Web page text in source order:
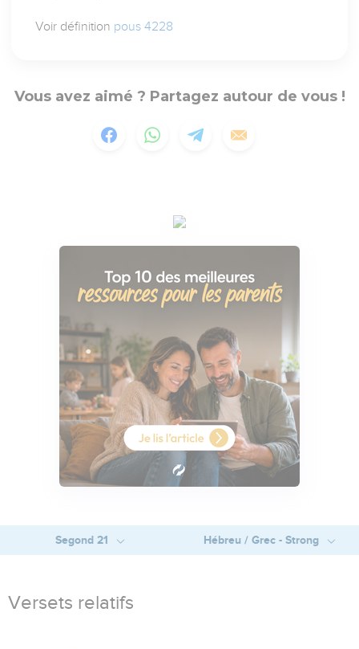
Voir définition pous 4228
Vous avez aimé ? Partagez autour de vous !
Segond 21 Hébreu / Grec - Strong
Versets relatifs